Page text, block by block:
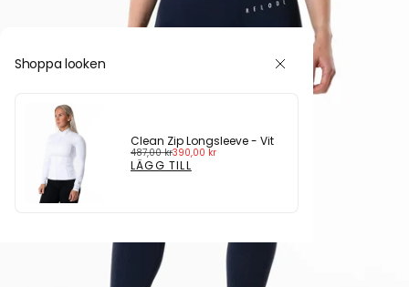
Shoppa looken
Clean Zip Longsleeve - Vit
Ordinarie
pris
487,00 kr
Reapris 390,00 kr
LÄGG TILL